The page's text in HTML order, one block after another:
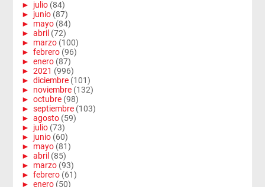
► julio (84)
► junio (87)
► mayo (84)
► abril (72)
► marzo (100)
► febrero (96)
► enero (87)
► 2021 (996)
► diciembre (101)
► noviembre (132)
► octubre (98)
► septiembre (103)
► agosto (59)
► julio (73)
► junio (60)
► mayo (81)
► abril (85)
► marzo (93)
► febrero (61)
► enero (50)